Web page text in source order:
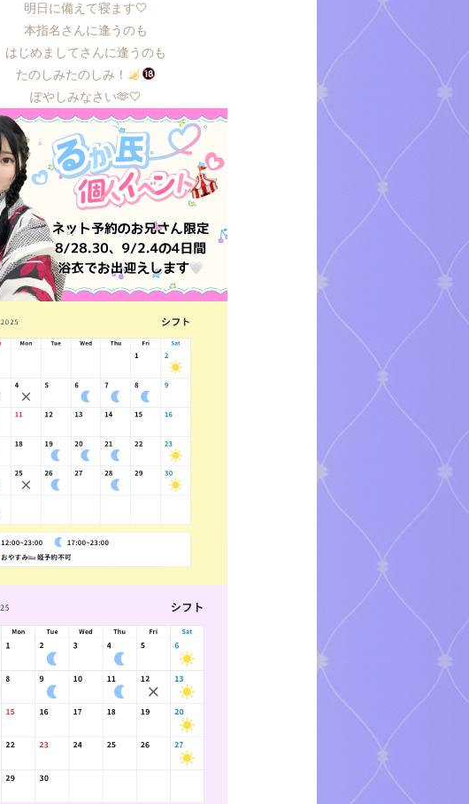
明日に備えて寝ます🤍
本指名さんに逢うのも
はじめましてさんに逢うのも
たのしみたのしみ！
ぽやしみなさい🫶🤍